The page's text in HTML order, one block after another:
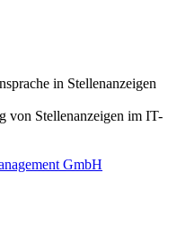
in Stellenanzeigen
von Stellenanzeigen im IT-
GmbH